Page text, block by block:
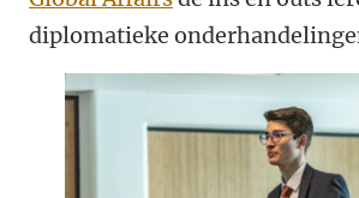
diplomatieke